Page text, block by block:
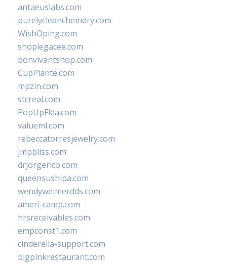
antaeuslabs.com
purelycleanchemdry.com
WishOping.com
shoplegacee.com
bonvivantshop.com
CupPlante.com
mpzin.com
stcreal.com
PopUpFlea.com
valueml.com
rebeccatorresjewelry.com
jmpbliss.com
drjorgerico.com
queensushipa.com
wendyweimerdds.com
ameri-camp.com
hrsreceivables.com
empconst1.com
cinderella-support.com
bigpinkrestaurant.com